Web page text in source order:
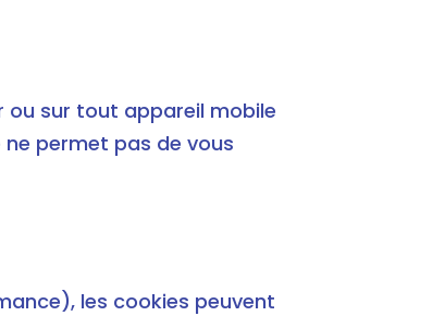
ou sur tout appareil mobile
permet pas de vous
les cookies peuvent